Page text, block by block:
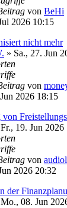
von BeHi
2026 10:15
nicht mehr
» Sa., 27. Jun
von
2026 18:15
Fr., 19. Jun 2026
von
2026 20:32
der
Mo., 08. Jun